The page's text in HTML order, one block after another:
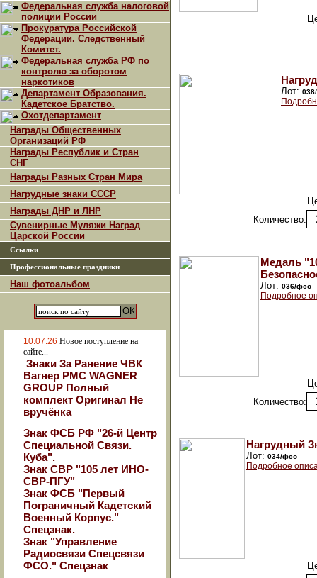
Федеральная служба налоговой
полиции России
Прокуратура Российской
Федерации. Следственный
Комитет.
Федеральная служба РФ по
контролю за оборотом
наркотиков
Департамент Образования.
Кадетское Братство.
Охотдепартамент
Награды Общественных
Организаций РФ
Награды Республик и Стран
СНГ
Награды Разных Стран Мира
Нагрудные знаки СССР
Награды ДНР и ЛНР
Сувенирные Муляжи Наград
Царской России
Ссылки
Профессиональные праздники
Наш фотоальбом
10.07.26 Новое поступление на
сайте...
Знаки За Ранение ЧВК
Вагнер РМС WAGNER
GROUP Полный
комплект Оригинал Не
вручёнка
Знак ФСБ РФ "26-й Центр
Специальной Связи.
Куба".
Знак СВР "105 лет ИНО-
СВР-ПГУ"
Знак ФСБ "Первый
Пограничный Кадетский
Военный Корпус."
Спецзнак.
Знак "Управление
Радиосвязи Спецсвязи
ФСО." Спецзнак
Лот:
Количество:
Медаль
Лот: 036/фсо
Подробное
Количество:
Нагрудный
Лот: 034/фсо
Подробное